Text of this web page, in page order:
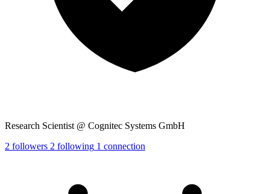
Research Scientist @ Cognitec Systems GmbH
2 followers 2 following 1 connection